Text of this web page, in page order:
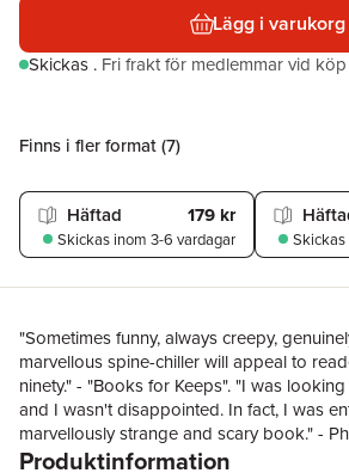
Lägg i varukorg
Skickas . Fri frakt för medlemmar vid
Finns i fler format (7)
Häftad 179 kr
Skickas inom 3-6 vardagar Skickas
"Sometimes funny, always creepy,
marvellous spine-chiller will appeal to
ninety." - "Books for Keeps". "I was
and I wasn't disappointed. In fact, I was
marvellously strange and scary book." -
"Guardian". "If any writer can get the guys
Produktinformation